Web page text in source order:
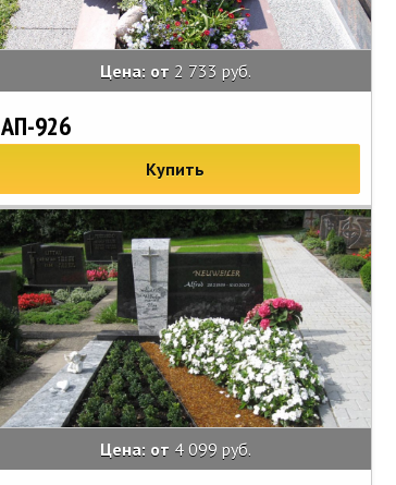
Цена: от 2 733 руб.
АП-926
Купить
Цена: от 4 099 руб.